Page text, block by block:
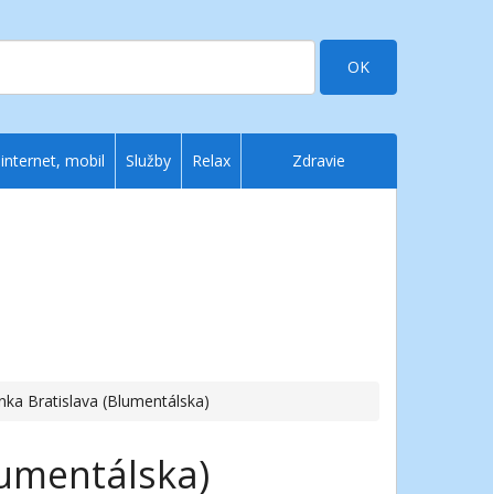
OK
Bratislava (Blumentálska)
internet, mobil Služby Relax Zdravie